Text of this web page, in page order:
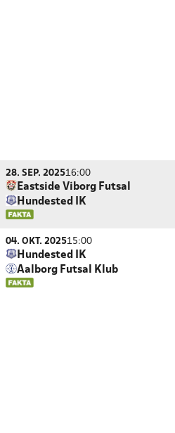
28. SEP. 202516:00
Eastside Viborg Futsal
Hundested IK
04. OKT. 202515:00
Hundested IK
Aalborg Futsal Klub